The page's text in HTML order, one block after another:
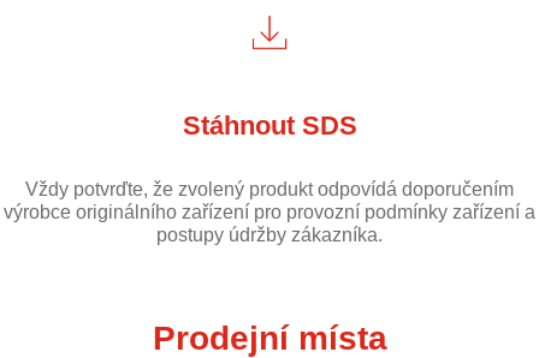
Stáhnout SDS
Vždy potvrďte, že zvolený produkt odpovídá doporučením
výrobce originálního zařízení pro provozní podmínky zařízení a
postupy údržby zákazníka.
Prodejní místa